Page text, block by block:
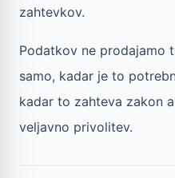
zahtevkov.
Podatkov ne prodajamo
samo, kadar je to
kadar to zahteva zakon
veljavno privolitev.